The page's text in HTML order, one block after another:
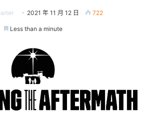
2021 年 11 月 12 日 722
Less than a minute